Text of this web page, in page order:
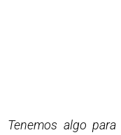
Tenemos algo